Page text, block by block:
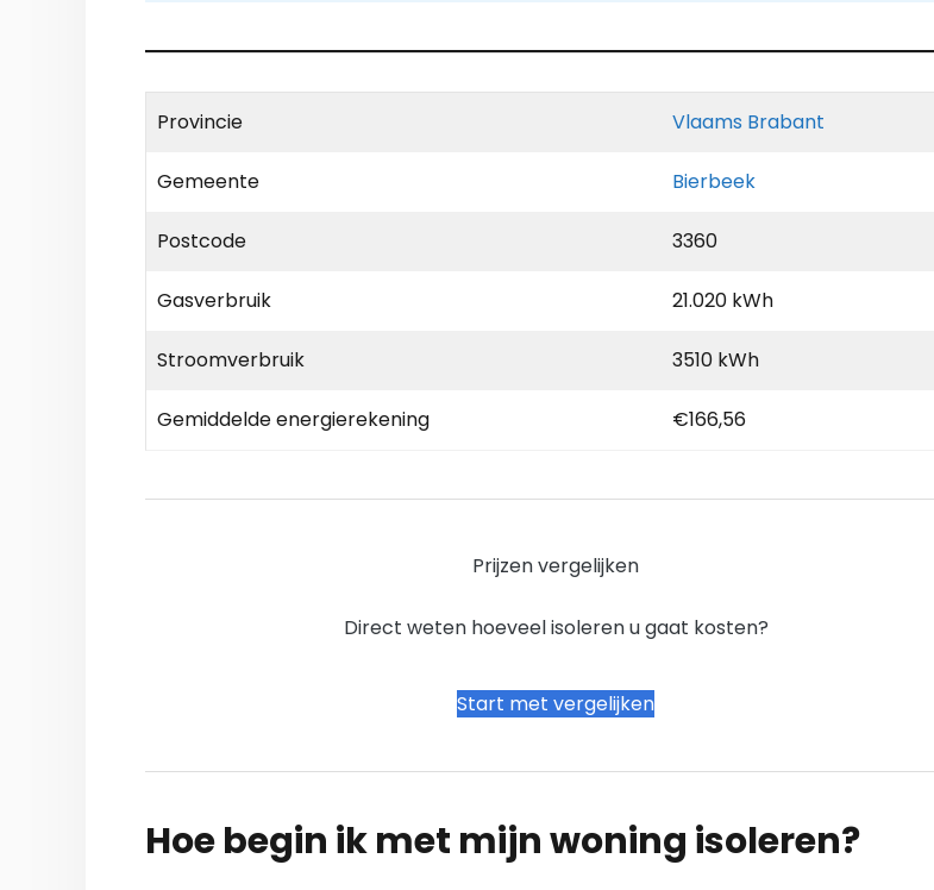
Provincie Vlaams Brabant
Gemeente Bierbeek
Postcode 3360
Gasverbruik 21.020 kWh
Stroomverbruik 3510 kWh
Gemiddelde energierekening €166,56
Prijzen vergelijken
Direct weten hoeveel isoleren u gaat kosten?
Start met vergelijken
Hoe begin ik met mijn woning isoleren?